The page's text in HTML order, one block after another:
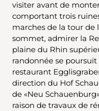
visiter avant de
comportant trois
marches de la tour de
sommet, admirer la
plaine du Rhin
randonnée se poursuit
restaurant
direction du Hof
de «Neu
raison de travaux de